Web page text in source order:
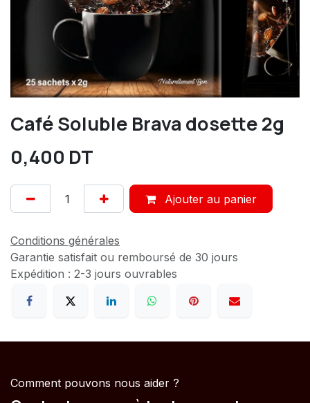
Café Soluble Brava dosette 2g
0,400 DT
Ajouter au panier
Conditions générales
Garantie satisfait ou remboursé de 30 jours
Expédition : 2-3 jours ouvrables
Comment pouvons nous aider ?